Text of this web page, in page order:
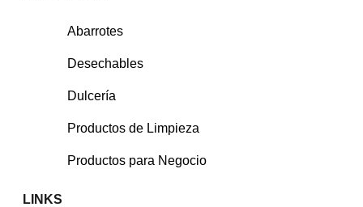
Abarrotes
Desechables
Dulcería
Productos de Limpieza
Productos para Negocio
LINKS